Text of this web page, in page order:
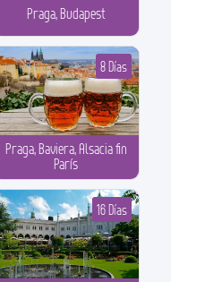
Praga, Budapest
Praga, Baviera, Alsacia fin
París
8 Días
16 Días